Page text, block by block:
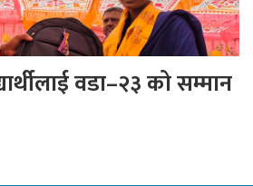
वडा–२३ को सम्मान